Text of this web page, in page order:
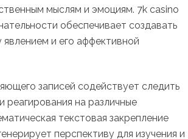
мыслям и эмоциям. 7k casino
обеспечивает создавать
и его аффективной
записей содействует следить
реагирования на различные
текстовая закрепление
перспективу для изучения и